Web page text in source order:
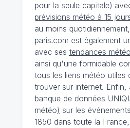
pour la seule capitale)
prévisions météo à 15
au moins
paris.com est également
avec ses tendances
ainsi qu'une formidable
tous les liens météo utiles
trouver sur internet. Enfin,
banque de données
météo) sur les
1850 dans toute la